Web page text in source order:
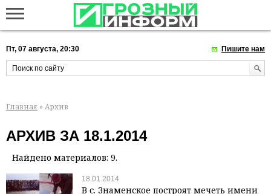
Пт, 07 августа, 20:30 Пишите нам
Главная » Архив
АРХИВ ЗА 18.1.2014
Найдено материалов: 9.
18.01.2014
В с. Знаменское построят мечеть имени